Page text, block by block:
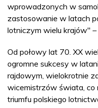
wprowadzonych w
zastosowanie w latach
lotniczym wielu krajów"
Od połowy lat 70. XX
ogromne sukcesy w
rajdowym, wielokrotnie
wicemistrzów świata, co
triumfu polskiego